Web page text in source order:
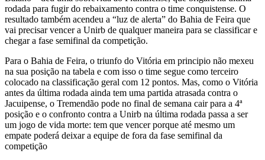
rodada para fugir do rebaixamento contra o time conquistense. O
resultado também acendeu a “luz de alerta” do Bahia de Feira que
vai precisar vencer a Unirb de qualquer maneira para se classificar e
chegar a fase semifinal da competição.
Para o Bahia de Feira, o triunfo do Vitória em principio não mexeu
na sua posição na tabela e com isso o time segue como terceiro
colocado na classificação geral com 12 pontos. Mas, como o Vitória
antes da última rodada ainda tem uma partida atrasada contra o
Jacuipense, o Tremendão pode no final de semana cair para a 4ª
posição e o confronto contra a Unirb na última rodada passa a ser
um jogo de vida morte: tem que vencer porque até mesmo um
empate poderá deixar a equipe de fora da fase semifinal da
competição